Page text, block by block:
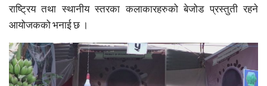
राष्ट्रिय तथा स्थानीय स्तरका कलाकारहरुको बेजोड प्रस्तुती रहने
आयोजकको भनाई छ ।